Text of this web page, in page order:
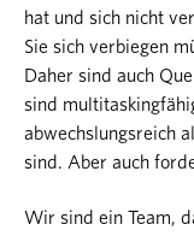
hat und sich nicht
Sie sich verbiegen
Daher sind auch
sind
abwechslungsreich
sind. Aber auch
Wir sind ein Team,